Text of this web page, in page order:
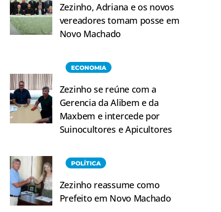
Zezinho, Adriana e os novos
vereadores tomam posse em
Novo Machado
ECONOMIA
Zezinho se reúne com a
Gerencia da Alibem e da
Maxbem e intercede por
Suinocultores e Apicultores
POLÍTICA
Zezinho reassume como
Prefeito em Novo Machado